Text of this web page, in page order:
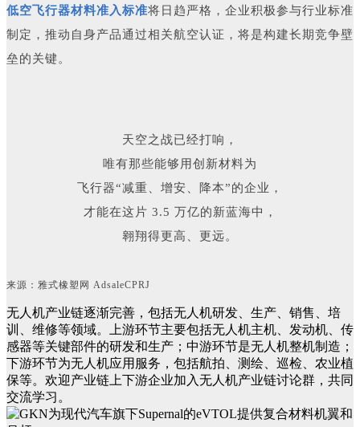
低空飞行器材料准入标准将日趋严格，企业积极参与行业标准
制定，推动自身产品通过相关航空认证，将是构建长期竞争壁
垒的关键。
天空之战已经打响，
唯有那些能够用创新材料为
飞行器“减重、增安、降本”的企业，
才能在这片 3.5 万亿的新蓝海中，
翱翔得更高、更远。
来源： 雅式橡塑网 AdsaleCPRJ
无人机产业链逐渐完善，包括无人机研发、生产、销售、培
训、维修等领域。上游环节主要包括无人机主机、发动机、传
感器等关键部件的研发和生产；中游环节是无人机整机制造；
下游环节为无人机应用服务，包括航拍、测绘、巡检、农业植
保等。欢迎产业链上下游企业加入无人机产业链讨论群，共同
交流学习。